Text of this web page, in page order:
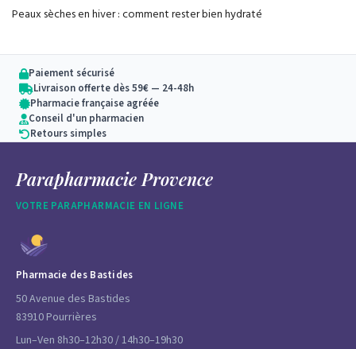
Peaux sèches en hiver : comment rester bien hydraté
Paiement sécurisé
Livraison offerte dès 59€ — 24-48h
Pharmacie française agréée
Conseil d'un pharmacien
Retours simples
Parapharmacie Provence
VOTRE PARAPHARMACIE EN LIGNE
Pharmacie des Bastides
50 Avenue des Bastides
83910 Pourrières
Lun–Ven 8h30–12h30 / 14h30–19h30